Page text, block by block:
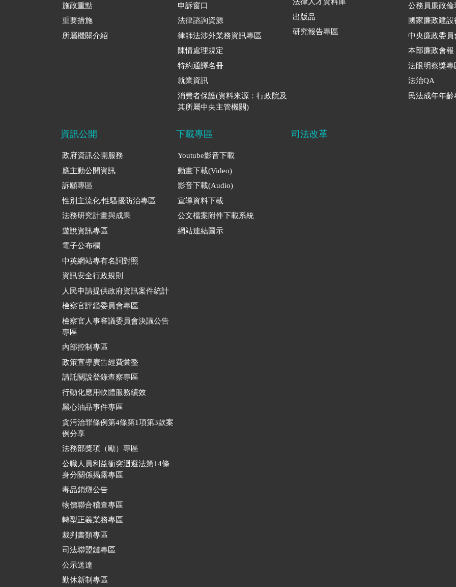
施政重點
重要措施
所屬機關介紹
申訴窗口
法律諮詢資源
律師法涉外業務資訊專區
陳情處理規定
特約通譯名冊
就業資訊
消費者保護(資料來源：行政院及
其所屬中央主管機關)
法律人才資料庫
出版品
研究報告專區
公務員廉政倫
國家廉政建
中央廉政委員
本部廉政會報
法眼明察獎專
法治QA
民法成年年齡
資訊公開
政府資訊公開服務
應主動公開資訊
訴願專區
性別主流化/性騷擾防治專區
法務研究計畫與成果
遊說資訊專區
電子公布欄
中英網站專有名詞對照
資訊安全行政規則
人民申請提供政府資訊案件統計
檢察官評鑑委員會專區
檢察官人事審議委員會決議公告
專區
內部控制專區
政策宣導廣告經費彙整
請託關說登錄查察專區
行動化應用軟體服務績效
黑心油品事件專區
貪污治罪條例第4條第1項第3款案
例分享
法務部獎項（勵）專區
公職人員利益衝突迴避法第14條
身分關係揭露專區
毒品銷燬公告
物價聯合稽查專區
轉型正義業務專區
裁判書類專區
司法聯盟鏈專區
公示送達
勤休新制專區
下載專區
Youtube影音下載
動畫下載(Video)
影音下載(Audio)
宣導資料下載
公文檔案附件下載系統
網站連結圖示
司法改革